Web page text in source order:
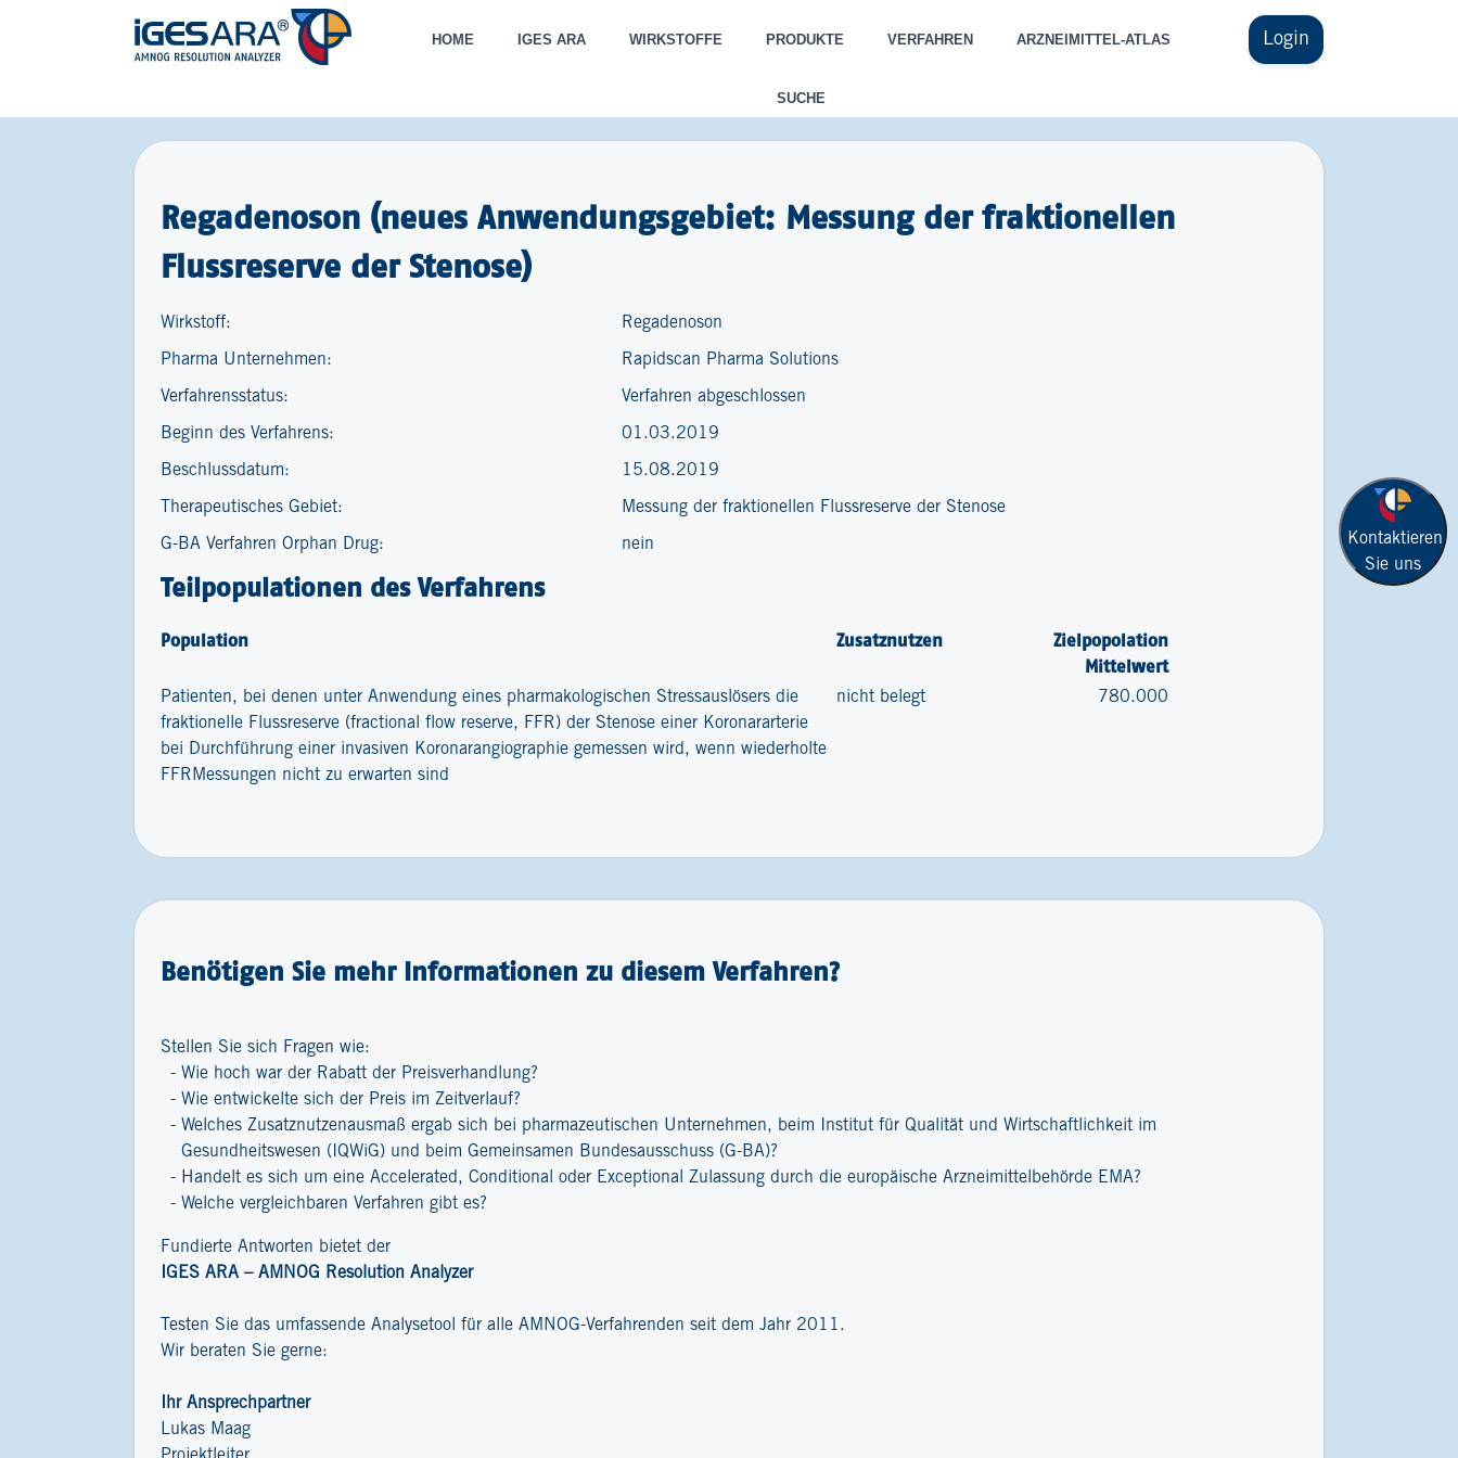
Login
HOME IGES ARA WIRKSTOFFE PRODUKTE VERFAHREN ARZNEIMITTEL-ATLAS
SUCHE
Kontaktieren
Sie uns
Regadenoson (neues Anwendungsgebiet: Messung der fraktionellen
Flussreserve der Stenose)
Wirkstoff: Regadenoson
Pharma Unternehmen: Rapidscan Pharma Solutions
Verfahrensstatus: Verfahren abgeschlossen
Beginn des Verfahrens: 01.03.2019
Beschlussdatum: 15.08.2019
Therapeutisches Gebiet: Messung der fraktionellen Flussreserve der Stenose
G-BA Verfahren Orphan Drug: nein
Teilpopulationen des Verfahrens
Population Zusatznutzen
Zielpopolation
Mittelwert
Patienten, bei denen unter Anwendung eines pharmakologischen Stressauslösers die
fraktionelle Flussreserve (fractional flow reserve, FFR) der Stenose einer Koronararterie
bei Durchführung einer invasiven Koronarangiographie gemessen wird, wenn wiederholte
FFRMessungen nicht zu erwarten sind
nicht belegt 780.000
Benötigen Sie mehr Informationen zu diesem Verfahren?
Stellen Sie sich Fragen wie:
Wie hoch war der Rabatt der Preisverhandlung?
Wie entwickelte sich der Preis im Zeitverlauf?
Welches Zusatznutzenausmaß ergab sich bei pharmazeutischen Unternehmen, beim Institut für Qualität und Wirtschaftlichkeit im
Gesundheitswesen (IQWiG) und beim Gemeinsamen Bundesausschuss (G-BA)?
Handelt es sich um eine Accelerated, Conditional oder Exceptional Zulassung durch die europäische Arzneimittelbehörde EMA?
Welche vergleichbaren Verfahren gibt es?
Fundierte Antworten bietet der
IGES ARA – AMNOG Resolution Analyzer
Testen Sie das umfassende Analysetool für alle AMNOG-Verfahrenden seit dem Jahr 2011.
Wir beraten Sie gerne:
Ihr Ansprechpartner
Lukas Maag